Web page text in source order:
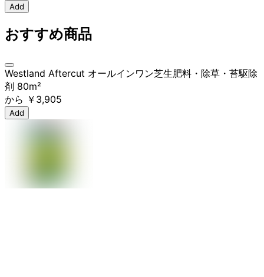
Add
おすすめ商品
Westland Aftercut オールインワン芝生肥料・除草・苔駆除
剤 80m²
から ￥3,905
Add